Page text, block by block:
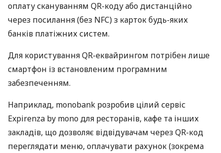
оплату скануванням QR-коду або дистанційно
через посилання (без NFC) з карток будь-яких
банків платіжних систем.
Для користування QR-еквайрингом потрібен лише
смартфон із встановленим програмним
забезпеченням.
Наприклад, monobank розробив цілий сервіс
Expirenza by mono для ресторанів, кафе та інших
закладів, що дозволяє відвідувачам через QR-код
переглядати меню, оплачувати рахунок (зокрема